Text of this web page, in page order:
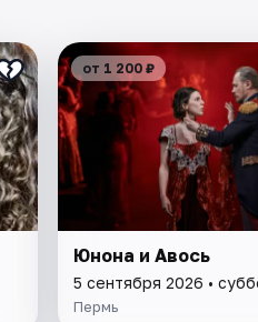
от 1 200 ₽
Юнона и Авось
5 сентября 2026 •
Пермь